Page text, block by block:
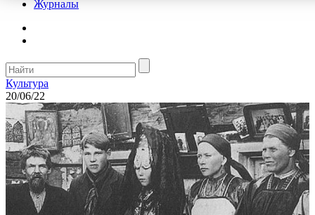
Журналы
Культура
20/06/22